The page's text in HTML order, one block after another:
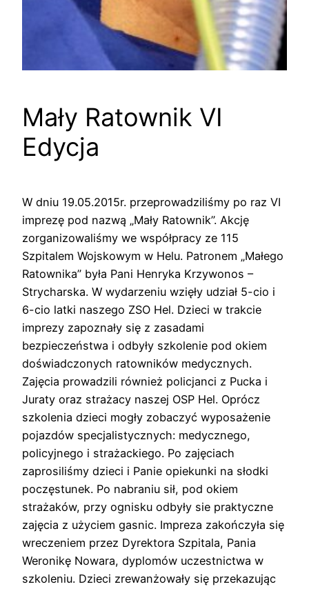
Mały Ratownik VI
Edycja
W dniu 19.05.2015r. przeprowadziliśmy po raz VI
imprezę pod nazwą „Mały Ratownik”. Akcję
zorganizowaliśmy we współpracy ze 115
Szpitalem Wojskowym w Helu. Patronem „Małego
Ratownika” była Pani Henryka Krzywonos –
Strycharska. W wydarzeniu wzięły udział 5-cio i
6-cio latki naszego ZSO Hel. Dzieci w trakcie
imprezy zapoznały się z zasadami
bezpieczeństwa i odbyły szkolenie pod okiem
doświadczonych ratowników medycznych.
Zajęcia prowadzili również policjanci z Pucka i
Juraty oraz strażacy naszej OSP Hel. Oprócz
szkolenia dzieci mogły zobaczyć wyposażenie
pojazdów specjalistycznych: medycznego,
policyjnego i strażackiego. Po zajęciach
zaprosiliśmy dzieci i Panie opiekunki na słodki
poczęstunek. Po nabraniu sił, pod okiem
strażaków, przy ognisku odbyły sie praktyczne
zajęcia z użyciem gasnic. Impreza zakończyła się
wreczeniem przez Dyrektora Szpitala, Pania
Weronikę Nowara, dyplomów uczestnictwa w
szkoleniu. Dzieci zrewanżowały się przekazując